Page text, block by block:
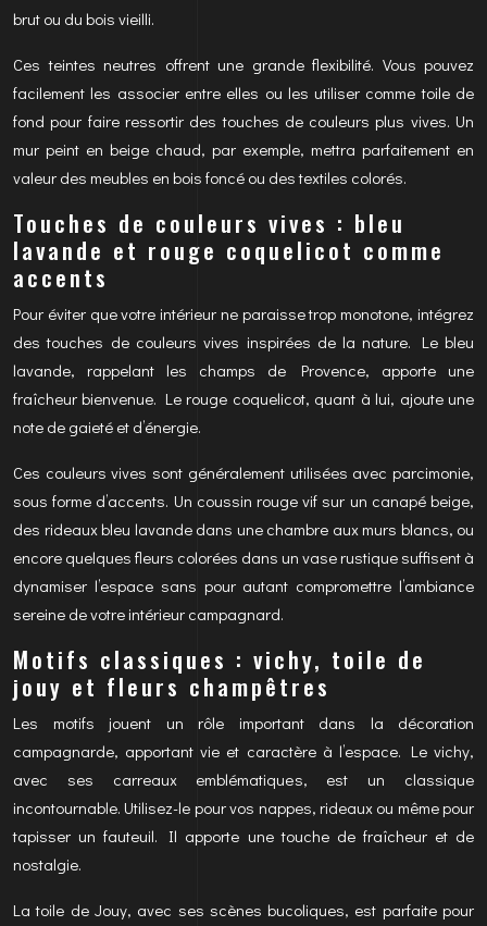
brut ou du bois vieilli.
Ces teintes neutres offrent une grande flexibilité. Vous pouvez
facilement les associer entre elles ou les utiliser comme toile de
fond pour faire ressortir des touches de couleurs plus vives. Un
mur peint en beige chaud, par exemple, mettra parfaitement en
valeur des meubles en bois foncé ou des textiles colorés.
Touches de couleurs vives : bleu
lavande et rouge coquelicot comme
accents
Pour éviter que votre intérieur ne paraisse trop monotone, intégrez
des touches de couleurs vives inspirées de la nature. Le bleu
lavande, rappelant les champs de Provence, apporte une
fraîcheur bienvenue. Le rouge coquelicot, quant à lui, ajoute une
note de gaieté et d’énergie.
Ces couleurs vives sont généralement utilisées avec parcimonie,
sous forme d’accents. Un coussin rouge vif sur un canapé beige,
des rideaux bleu lavande dans une chambre aux murs blancs, ou
encore quelques fleurs colorées dans un vase rustique suffisent à
dynamiser l’espace sans pour autant compromettre l’ambiance
sereine de votre intérieur campagnard.
Motifs classiques : vichy, toile de
jouy et fleurs champêtres
Les motifs jouent un rôle important dans la décoration
campagnarde, apportant vie et caractère à l’espace. Le vichy,
avec ses carreaux emblématiques, est un classique
incontournable. Utilisez-le pour vos nappes, rideaux ou même pour
tapisser un fauteuil. Il apporte une touche de fraîcheur et de
nostalgie.
La toile de Jouy, avec ses scènes bucoliques, est parfaite pour